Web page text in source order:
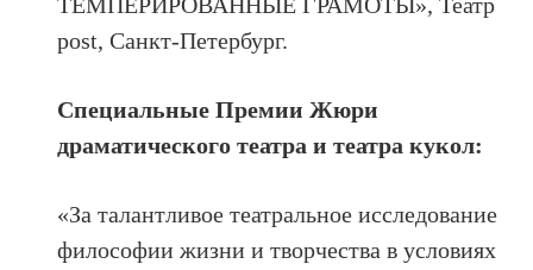
post, Санкт-Петербург.
Специальные Премии Жюри
драматического театра и театра кукол:
«За талантливое театральное исследование
философии жизни и творчества в условиях